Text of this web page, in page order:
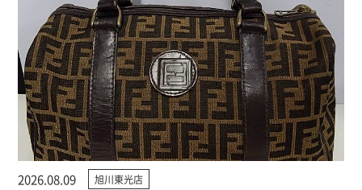
2026.08.09 旭川東光店